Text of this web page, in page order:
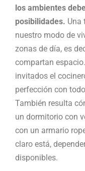
los ambientes
posibilidades. Una
nuestro modo de
zonas de día, es
compartan
invitados el
perfección con
También resulta
un dormitorio con
con un armario
claro está,
disponibles.